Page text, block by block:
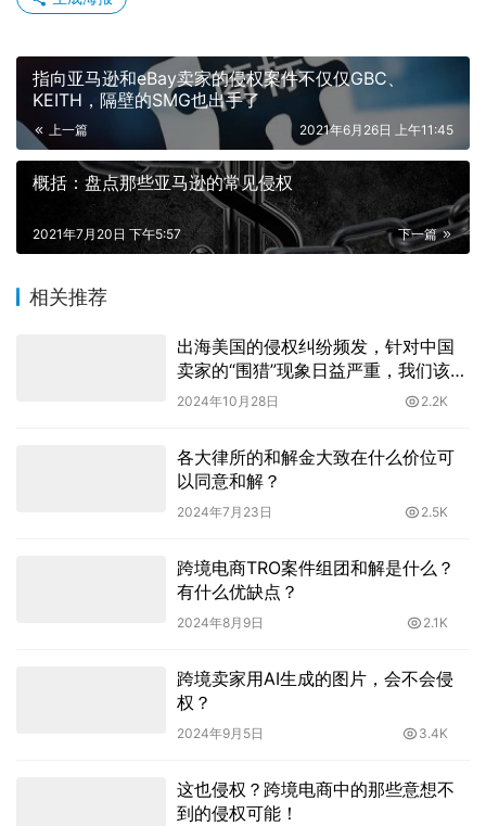
指向亚马逊和eBay卖家的侵权案件不仅仅GBC、
KEITH，隔壁的SMG也出手了
上一篇 2021年6月26日 上午11:45
概括：盘点那些亚马逊的常见侵权
下一篇
2021年7月20日 下午5:57
相关推荐
出海美国的侵权纠纷频发，针对中国
卖家的“围猎”现象日益严重，我们该如
何有效应对？
2024年10月28日 2.2K
各大律所的和解金大致在什么价位可
以同意和解？
2024年7月23日 2.5K
跨境电商TRO案件组团和解是什么？
有什么优缺点？
2024年8月9日 2.1K
跨境卖家用AI生成的图片，会不会侵
权？
2024年9月5日 3.4K
这也侵权？跨境电商中的那些意想不
到的侵权可能！